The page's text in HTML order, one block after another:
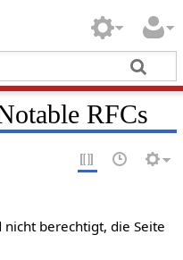
RFCs
berechtigt, die Seite